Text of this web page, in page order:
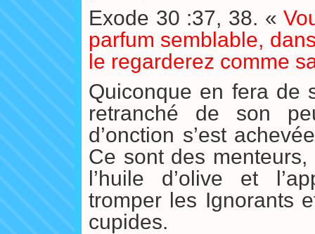
Exode 30 :37, 38. «
parfum semblable,
le regarderez comme
Quiconque en fera de
retranché de son
d’onction s’est
Ce sont des
l’huile d’olive et
tromper les Ignorants
cupides.